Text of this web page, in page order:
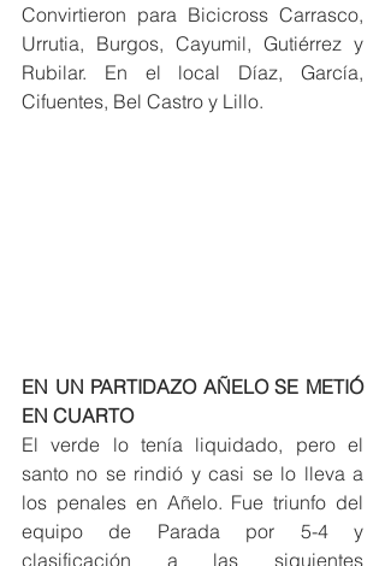
Convirtieron para Bicicross Carrasco,
Urrutia, Burgos, Cayumil, Gutiérrez y
Rubilar. En el local Díaz, García,
Cifuentes, Bel Castro y Lillo.
EN UN PARTIDAZO AÑELO SE METIÓ
EN CUARTO
El verde lo tenía liquidado, pero el
santo no se rindió y casi se lo lleva a
los penales en Añelo. Fue triunfo del
equipo de Parada por 5-4 y
clasificación a las siguientes